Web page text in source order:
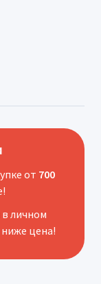
от 700
личном
ниже цена!